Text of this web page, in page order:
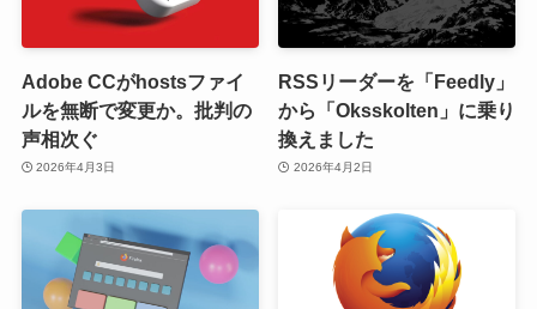
Adobe CCがhostsファイ
ルを無断で変更か。批判の
声相次ぐ
2026年4月3日
RSSリーダーを「Feedly」
から「Oksskolten」に乗り
換えました
2026年4月2日